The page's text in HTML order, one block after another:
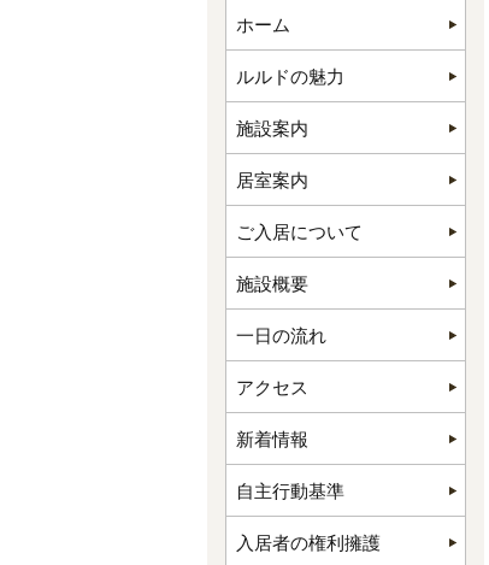
ホーム
ルルドの魅力
施設案内
居室案内
ご入居について
施設概要
一日の流れ
アクセス
新着情報
自主行動基準
入居者の権利擁護